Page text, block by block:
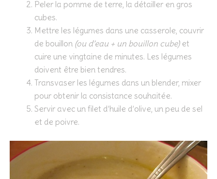
Peler la pomme de terre, la détailler en gros
cubes.
Mettre les légumes dans une casserole, couvrir
de bouillon (ou d’eau + un bouillon cube)et
cuire une vingtaine de minutes. Les légumes
doivent être bien tendres.
Transvaser les légumes dans un blender, mixer
pour obtenir la consistance souhaitée.
Servir avec un filet d’huile d’olive, un peu de sel
et de poivre.